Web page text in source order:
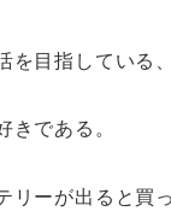
を目指している
である。
リーが出ると買